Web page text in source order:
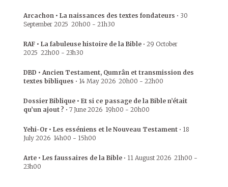
Arcachon • La naissances des textes fondateurs • 30
September 2025 20h00 - 21h30
RAF • La fabuleuse histoire de la Bible • 29 October
2025 22h00 - 23h30
DBD • Ancien Testament, Qumrân et transmission des
textes bibliques • 14 May 2026 20h00 - 22h00
Dossier Biblique • Et si ce passage de la Bible n’était
qu’un ajout ? • 7 June 2026 19h00 - 20h00
Yehi-Or • Les esséniens et le Nouveau Testament • 18
July 2026 14h00 - 15h00
Arte • Les faussaires de la Bible • 11 August 2026 21h00 -
23h00